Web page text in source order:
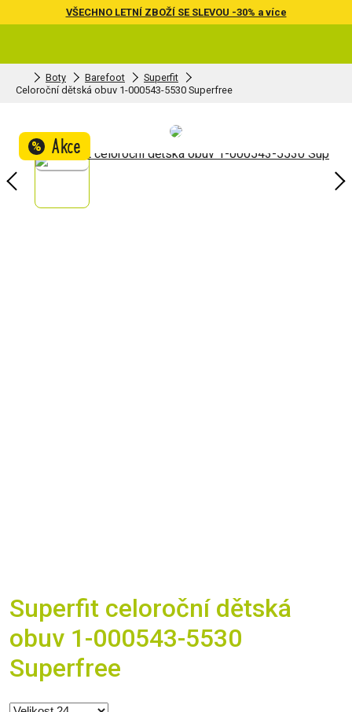
VŠECHNO LETNÍ ZBOŽÍ SE SLEVOU -30% a více
Boty Barefoot
Superfit
Celoroční dětská obuv 1-000543-5530 Superfree
% Akce
Superfit celoroční dětská
obuv 1-000543-5530
Superfree